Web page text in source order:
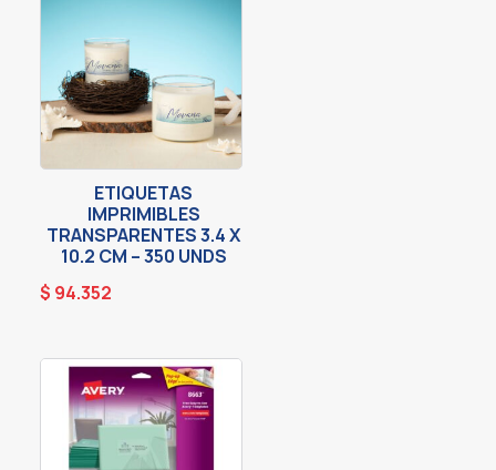
ETIQUETAS
IMPRIMIBLES
TRANSPARENTES 3.4 X
10.2 CM – 350 UNDS
$ 94.352